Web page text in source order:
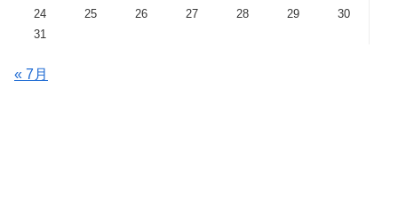
24
25 26 27 28 29
30
31
« 7月